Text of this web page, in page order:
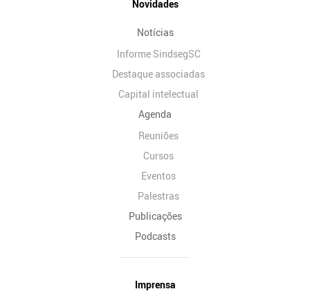
Novidades
Notícias
Informe SindsegSC
Destaque associadas
Capital intelectual
Agenda
Reuniões
Cursos
Eventos
Palestras
Publicações
Podcasts
Imprensa